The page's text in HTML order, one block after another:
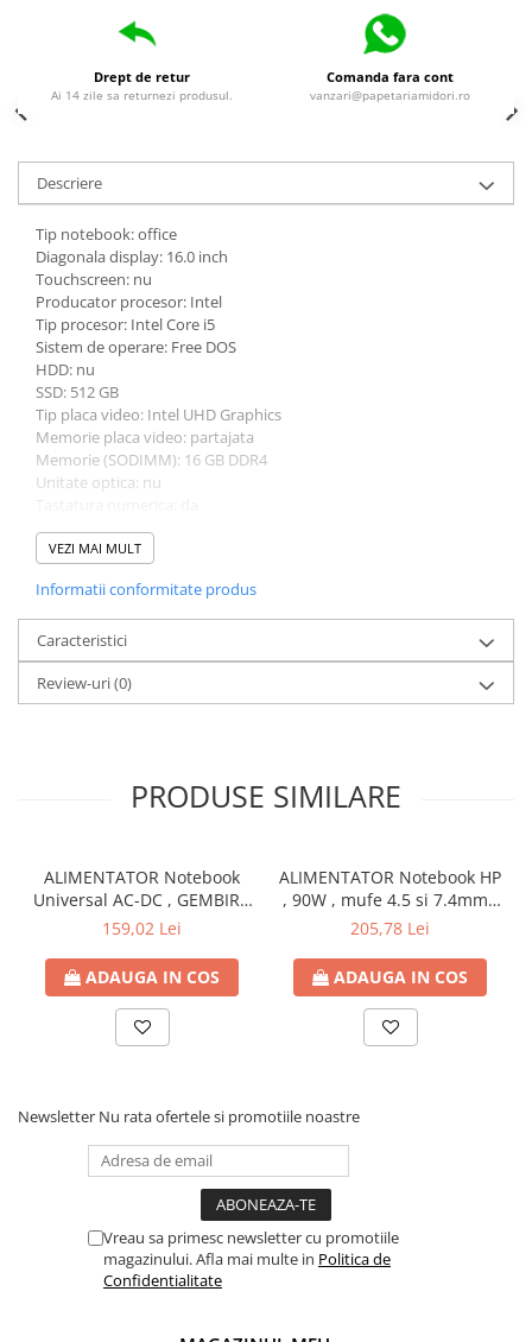
Accesorii si cutii din carton
Benzi adezive si accesorii
Etichete pret si autoadezive
Folie de paletizat
Articole pentru birou
Organizare si arhivare
Arhivare
Bibliorafturi
Caiete mecanice
Clipboarduri
Dosare din carton
Dosare din plastic
Dosare suspendate
Ecusoane si accesorii
Intercalatoare
Prezentare si afisare
Agrafe, ace, piuneze, clipsuri
Automatizare birou si accesori
Calculatoare de birou
Foarfeci si cuttere
Intretinere si curatenie
Perforatoare
Suporturi pentru birou
Rechizite si articole scolare
Coperti pentru caiete si carti
Tempera, guase si acuarele
Creioane colorate
Drept de retur
Ai 14 zile sa returnezi produsul.
Comanda fara cont
vanzari@papetariamidori.ro
Descriere
Tip notebook: office
Diagonala display: 16.0 inch
Touchscreen: nu
Producator procesor: Intel
Tip procesor: Intel Core i5
Sistem de operare: Free DOS
HDD: nu
SSD: 512 GB
Tip placa video: Intel UHD Graphics
Memorie placa video: partajata
Memorie (SODIMM): 16 GB DDR4
Unitate optica: nu
Culoare: gri
Model placa video: Intel UHD Graphics
VEZI MAI MULT
Informatii conformitate produs
Caracteristici
Review-uri(0)
PRODUSE SIMILARE
ALIMENTATOR Notebook
Universal AC-DC , GEMBIRD
, 90W - tensiuni
DC la 4.5 A max , protectie
la supratensiuni Cod
Produs: NPA-AC1D
159,02 Lei
ADAUGA IN COS
ALIMENTATOR Notebook HP
, 90W , mufe 4.5 si 7.4mm ,
Cod Produs: H6Y90AA
205,78 Lei
ADAUGA IN COS
Newsletter Nu rata ofertele si promotiile noastre
Vreau sa primesc newsletter cu promotiile
magazinului. Afla mai multe in Politica de
Confidentialitate